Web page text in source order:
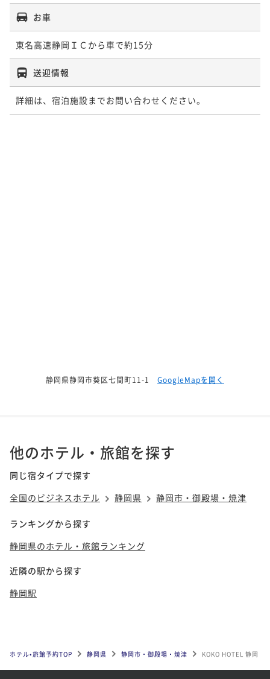
お車
東名高速静岡ＩＣから車で約15分
送迎情報
詳細は、宿泊施設までお問い合わせください。
静岡県静岡市葵区七間町11-1 GoogleMapを開く
他のホテル・旅館を探す
同じ宿タイプで探す
全国のビジネスホテル
静岡県 静岡市・御殿場・焼津
ランキングから探す
静岡県のホテル・旅館ランキング
近隣の駅から探す
静岡駅
ホテル•旅館予約TOP 静岡県 静岡市・御殿場・焼津 KOKO HOTEL 静岡